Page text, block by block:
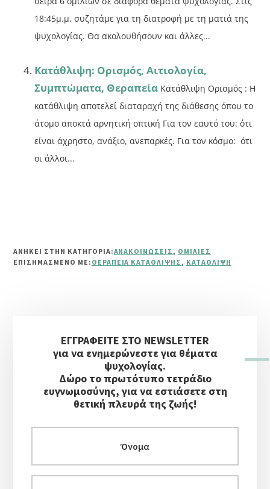
18:45μ.μ. συζητάμε για τη διατροφή με τη ματιά της
ψυχολογίας. Θα ακολουθήσουν και άλλες...
Κατάθλιψη: Ορισμός, Αιτιολογία,
Συμπτώματα, Θεραπεία Κατάθλιψη Ορισμός : Η
κατάθλιψη αποτελεί διαταραχή της διάθεσης όπου το
άτομο αποκτά αρνητική οπτική Για τον εαυτό του: ότι
είναι άχρηστο, ανάξιο, ανεπαρκές. Για τον κόσμο: ότι
οι άλλοι...
ΑΝΗΚΕΙ ΣΤΗΝ ΚΑΤΗΓΟΡΙΑ:ΑΝΑΚΟΙΝΏΣΕΙΣ, ΟΜΙΛΊΕΣ
ΕΠΙΣΗΜΑΣΜΈΝΟ ΜΕ: ΘΕΡΑΠΕΊΑ ΚΑΤΆΘΛΙΨΗΣ, ΚΑΤΆΘΛΙΨΗ
ΠλευρικήΕΓΓΡΑΦΕΙΤΕ ΣΤΟ NEWSLETTER
για να ενημερώνεστε για θέματα
ψυχολογίας.
Δώρο το πρωτότυπο τετράδιο
ευγνωμοσύνης, για να εστιάσετε στη
θετική πλευρά της ζωής!